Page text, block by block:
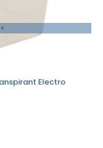
Electro